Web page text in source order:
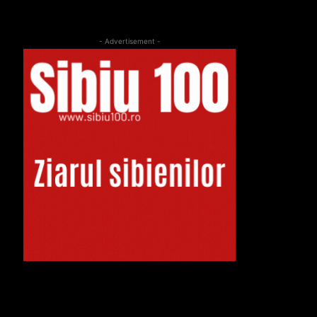
- Advertisement -